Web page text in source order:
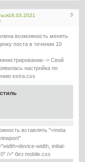
3
16.03.2021
возможность менять
поста в течении 10
-> Свой
настройка по
extra.css
вставлять "<meta
width, initial-
/>" без mobile.css